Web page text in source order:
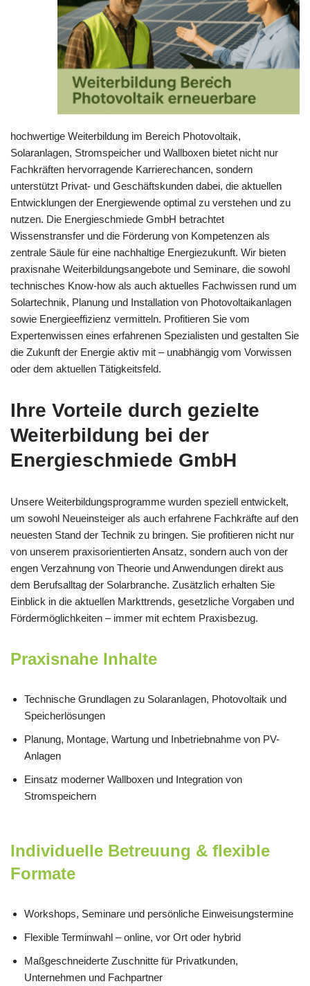
hochwertige Weiterbildung im Bereich Photovoltaik,
Solaranlagen, Stromspeicher und Wallboxen bietet nicht nur
Fachkräften hervorragende Karrierechancen, sondern
unterstützt Privat- und Geschäftskunden dabei, die aktuellen
Entwicklungen der Energiewende optimal zu verstehen und zu
nutzen. Die Energieschmiede GmbH betrachtet
Wissenstransfer und die Förderung von Kompetenzen als
zentrale Säule für eine nachhaltige Energiezukunft. Wir bieten
praxisnahe Weiterbildungsangebote und Seminare, die sowohl
technisches Know-how als auch aktuelles Fachwissen rund um
Solartechnik, Planung und Installation von Photovoltaikanlagen
sowie Energieeffizienz vermitteln. Profitieren Sie vom
Expertenwissen eines erfahrenen Spezialisten und gestalten Sie
die Zukunft der Energie aktiv mit – unabhängig vom Vorwissen
oder dem aktuellen Tätigkeitsfeld.
Ihre Vorteile durch gezielte
Weiterbildung bei der
Energieschmiede GmbH
Unsere Weiterbildungsprogramme wurden speziell entwickelt,
um sowohl Neueinsteiger als auch erfahrene Fachkräfte auf den
neuesten Stand der Technik zu bringen. Sie profitieren nicht nur
von unserem praxisorientierten Ansatz, sondern auch von der
engen Verzahnung von Theorie und Anwendungen direkt aus
dem Berufsalltag der Solarbranche. Zusätzlich erhalten Sie
Einblick in die aktuellen Markttrends, gesetzliche Vorgaben und
Fördermöglichkeiten – immer mit echtem Praxisbezug.
Praxisnahe Inhalte
Technische Grundlagen zu Solaranlagen, Photovoltaik und
Speicherlösungen
Planung, Montage, Wartung und Inbetriebnahme von PV-
Anlagen
Einsatz moderner Wallboxen und Integration von
Stromspeichern
Individuelle Betreuung & flexible
Formate
Workshops, Seminare und persönliche Einweisungstermine
Flexible Terminwahl – online, vor Ort oder hybrid
Maßgeschneiderte Zuschnitte für Privatkunden,
Unternehmen und Fachpartner